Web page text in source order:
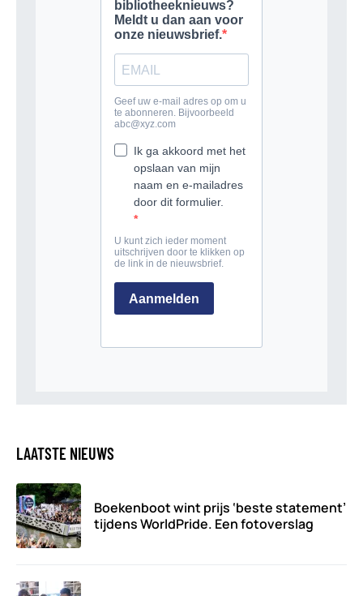
LAATSTE NIEUWS
Boekenboot wint prijs ‘beste statement’
tijdens WorldPride. Een fotoverslag